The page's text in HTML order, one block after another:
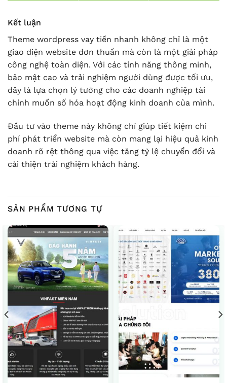
Kết luận
Theme wordpress vay tiền nhanh không chỉ là một
giao diện website đơn thuần mà còn là một giải pháp
công nghệ toàn diện. Với các tính năng thông minh,
bảo mật cao và trải nghiệm người dùng được tối ưu,
đây là lựa chọn lý tưởng cho các doanh nghiệp tài
chính muốn số hóa hoạt động kinh doanh của mình.
Đầu tư vào theme này không chỉ giúp tiết kiệm chi
phí phát triển website mà còn mang lại hiệu quả kinh
doanh rõ rệt thông qua việc tăng tỷ lệ chuyển đổi và
cải thiện trải nghiệm khách hàng.
SẢN PHẨM TƯƠNG TỰ